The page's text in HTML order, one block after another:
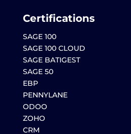
Certifications
SAGE 100
SAGE 100 CLOUD
SAGE BATIGEST
SAGE 50
EBP
PENNYLANE
ODOO
ZOHO
CRM